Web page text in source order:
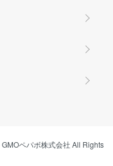
GMOペパボ株式会社 All Rights